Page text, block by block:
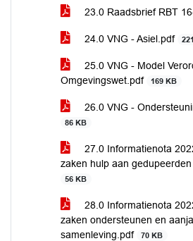
23.0 Raadsbrief RBT
24.0 VNG - Asiel.pdf
25.0 VNG - Model
Omgevingswet.pdf
169 KB
26.0 VNG -
86 KB
27.0 Informatienota
zaken hulp aan
56 KB
28.0 Informatienota
zaken ondersteunen en
samenleving.pdf
70 KB